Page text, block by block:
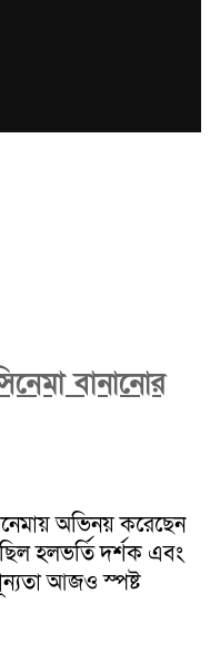
বানানোর
অভিনয় করেছেন
হলভর্তি দর্শক এবং
আজও স্পষ্ট